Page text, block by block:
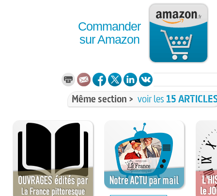
Commander
sur Amazon
Même section > voir les 15